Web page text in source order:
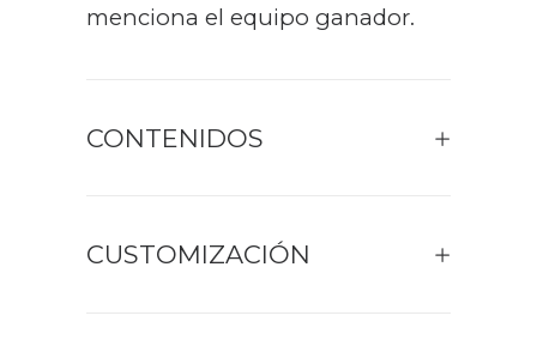
menciona el equipo ganador.
CONTENIDOS
CUSTOMIZACIÓN